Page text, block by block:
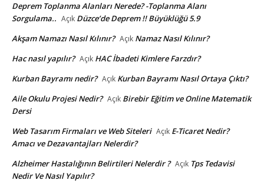
Deprem Toplanma Alanları Nerede? -Toplanma Alanı
Sorgulama.. Açık Düzce’de Deprem !! Büyüklüğü 5.9
Akşam Namazı Nasıl Kılınır? Açık Namaz Nasıl Kılınır?
Hac nasıl yapılır? Açık HAC İbadeti Kimlere Farzdır?
Kurban Bayramı nedir? Açık Kurban Bayramı Nasıl Ortaya Çıktı?
Aile Okulu Projesi Nedir? Açık Birebir Eğitim ve Online Matematik
Dersi
Web Tasarım Firmaları ve Web Siteleri Açık E-Ticaret Nedir?
Amacı ve Dezavantajları Nelerdir?
Alzheimer Hastalığının Belirtileri Nelerdir ? Açık Tps Tedavisi
Nedir Ve Nasıl Yapılır?